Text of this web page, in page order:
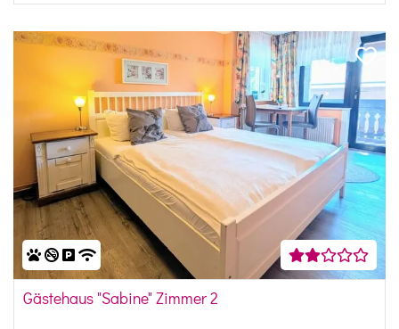
Gästehaus "Sabine" Zimmer 2